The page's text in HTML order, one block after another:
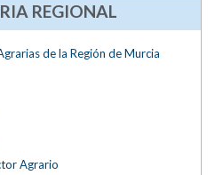
REGIONAL
de la Región de Murcia
Agrario